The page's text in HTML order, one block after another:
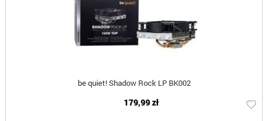
be quiet! Shadow Rock LP BK002
179,99 zł